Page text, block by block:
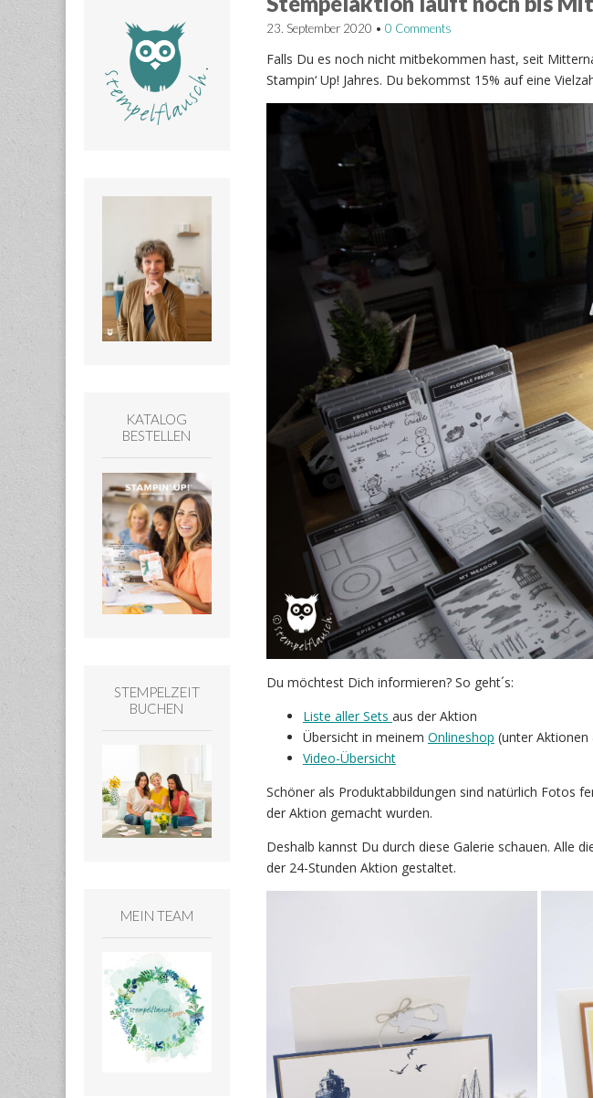
23. September 2020 • 0 Comments
Falls Du es noch nicht mitbekommen hast, seit
Stampin‘ Up! Jahres. Du bekommst 15% auf eine
Du möchtest Dich informieren? So geht´s:
Liste aller Sets aus der Aktion
Übersicht in meinem Onlineshop (unter
Video-Übersicht
Schöner als Produktabbildungen sind natürlich Fotos
der Aktion gemacht wurden.
Deshalb kannst Du durch diese Galerie schauen. Alle
der 24-Stunden Aktion gestaltet.
KATALOG
BESTELLEN
STEMPELZEIT
BUCHEN
MEIN TEAM